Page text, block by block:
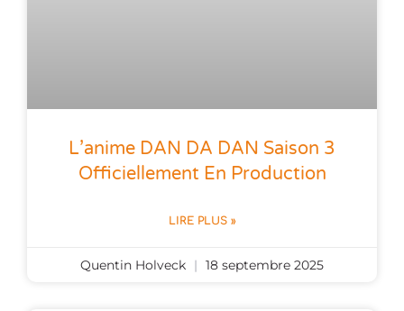
L’anime DAN DA DAN Saison 3
Officiellement En Production
LIRE PLUS »
Quentin Holveck 18 septembre 2025